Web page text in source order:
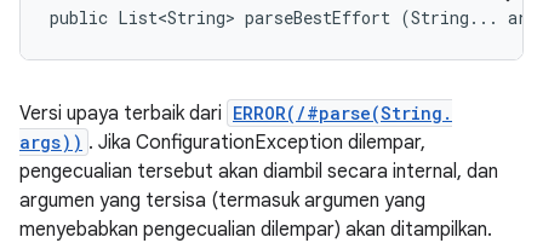
public List<String> parseBestEffort (String...
Versi upaya terbaik dari ERROR(/#parse(String.
args)) . Jika ConfigurationException dilempar,
pengecualian tersebut akan diambil secara internal, dan
argumen yang tersisa (termasuk argumen yang
menyebabkan pengecualian dilempar) akan ditampilkan.